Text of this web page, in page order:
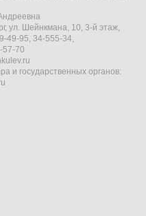
ул. Шейнкмана, 10, 3-й этаж,
49-95, 34-555-34,
57-70
и государственных органов: